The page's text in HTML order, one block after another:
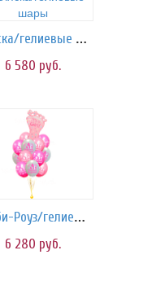
Аляска/гелиевые шары
6 580 руб.
Бейби-Роуз/гелиевые шары
6 280 руб.